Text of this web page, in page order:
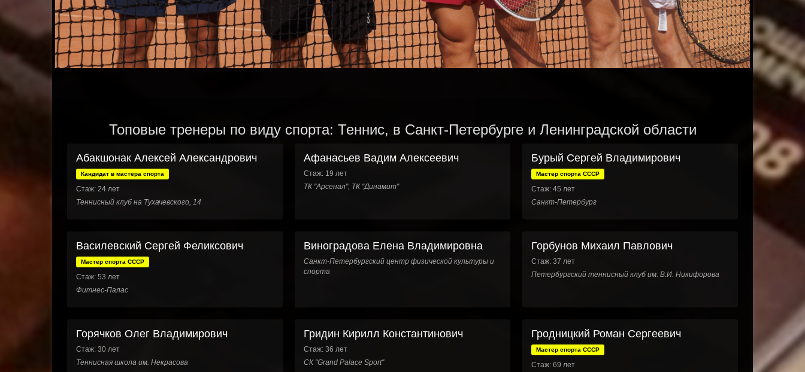
Топовые тренеры по виду спорта: Теннис, в Санкт-Петербурге и Ленинградской области
Абакшонак Алексей Александрович
Кандидат в мастера спорта
Стаж: 24 лет
Теннисный клуб на Тухачевского, 14
Афанасьев Вадим Алексеевич
Стаж: 19 лет
ТК "Арсенал", ТК "Динамит"
Бурый Сергей Владимирович
Мастер спорта СССР
Стаж: 45 лет
Санкт-Петербург
Василевский Сергей Феликсович
Мастер спорта СССР
Стаж: 53 лет
Фитнес-Палас
Виноградова Елена Владимировна
Санкт-Петербургский центр физической культуры и
спорта
Горбунов Михаил Павлович
Стаж: 37 лет
Петербургский теннисный клуб им. В.И. Никифорова
Горячков Олег Владимирович
Стаж: 30 лет
Теннисная школа им. Некрасова
Гридин Кирилл Константинович
Стаж: 36 лет
СК "Grand Palace Sport"
Гродницкий Роман Сергеевич
Мастер спорта СССР
Стаж: 69 лет